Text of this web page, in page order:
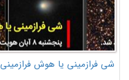
شی فرازمینی یا هوش فرازمینی